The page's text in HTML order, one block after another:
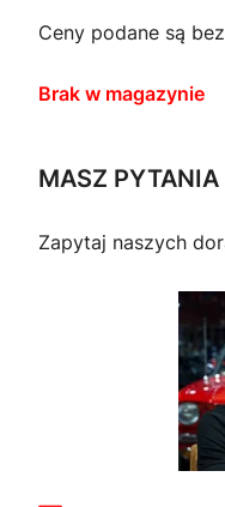
Ceny podane są
Brak w magazynie
MASZ PYTANIA
Zapytaj naszych